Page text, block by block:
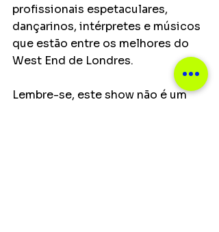
profissionais espetaculares,
dançarinos, intérpretes e músicos
que estão entre os melhores do
West End de Londres.
Lembre-se, este show não é um